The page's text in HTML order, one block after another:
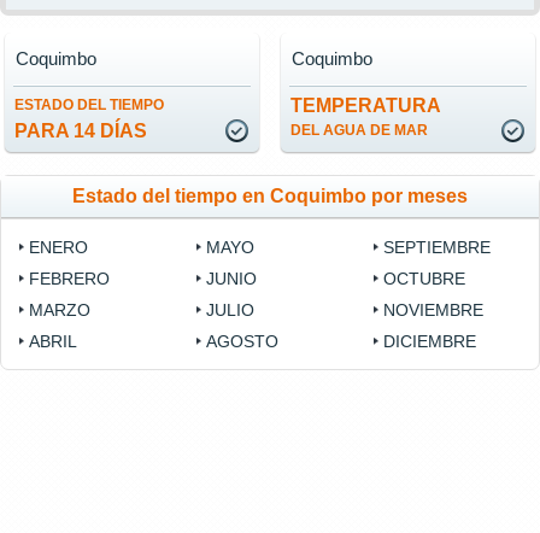
ESTADO DEL TIEMPO
PARA 14 DÍAS
Coquimbo
TEMPERATURA
DEL AGUA DE MAR
Coquimbo
Estado del tiempo en Coquimbo por meses
ENERO
FEBRERO
MARZO
ABRIL
MAYO
JUNIO
JULIO
AGOSTO
SEPTIEMBRE
OCTUBRE
NOVIEMBRE
DICIEMBRE